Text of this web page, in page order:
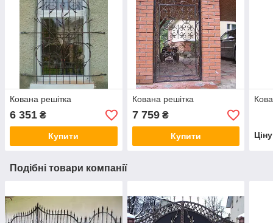
Кована решітка
6 351 ₴
Купити
Кована решітка
7 759₴
Купити
Подібні товари компанії